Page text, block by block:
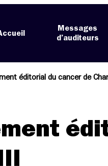
Messages
d’auditeurs
éditorial du cancer de